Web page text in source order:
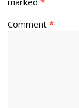
Comment*